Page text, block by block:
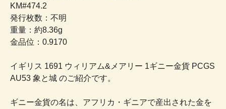
KM#474.2
発行枚数：不明
重量：約8.36g
金品位：0.9170
イギリス 1691 ウィリアム&メアリー 1ギニー金貨 PCGS
AU53 象と城 のご紹介です。
ギニー金貨の名は、アフリカ・ギニアで産出された金を